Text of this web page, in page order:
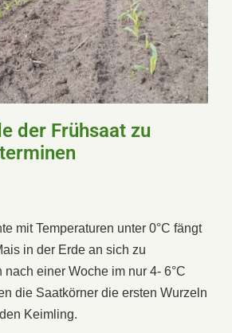
der Frühsaat zu
mit Temperaturen unter 0°C fängt
in der Erde an sich zu
einer Woche im nur 4- 6°C
die Saatkörner die ersten Wurzeln
Keimling.